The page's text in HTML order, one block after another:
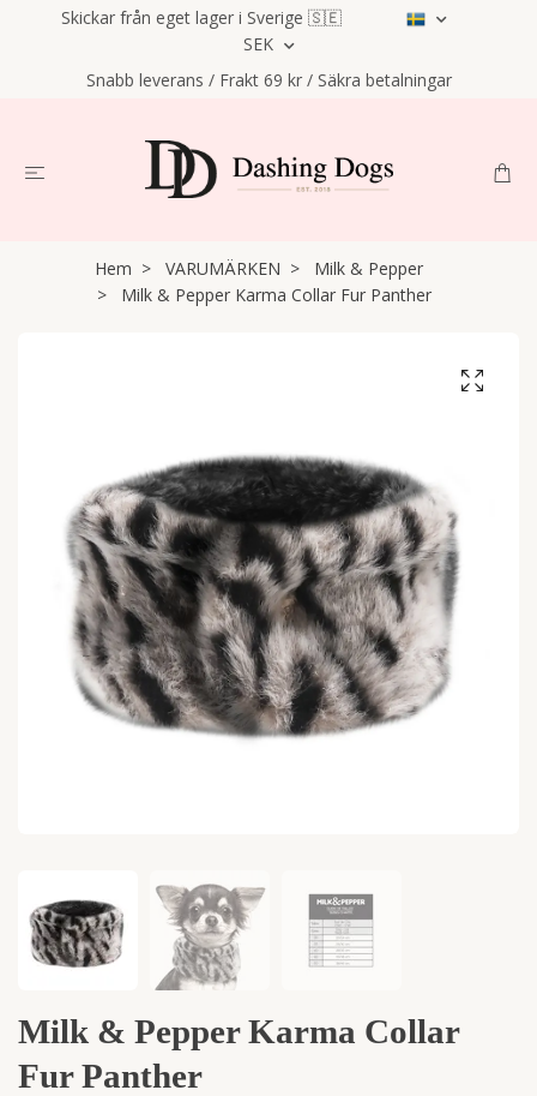
Skickar från eget lager i Sverige 🇸🇪
SEK
Snabb leverans / Frakt 69 kr / Säkra betalningar
Hem VARUMÄRKEN
Milk & Pepper
Milk & Pepper Karma Collar Fur Panther
Milk & Pepper Karma Collar
Fur Panther